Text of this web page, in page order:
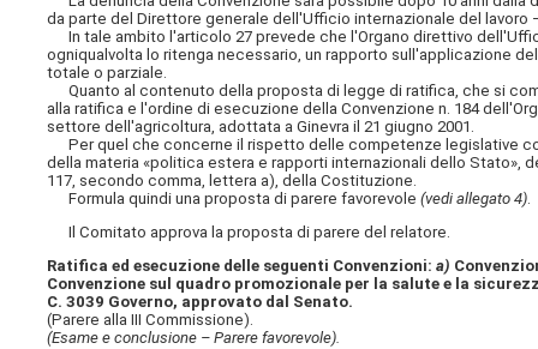
da parte del Direttore generale dell'Ufficio internazionale del
In tale ambito l'articolo 27 prevede che l'Organo direttivo
ogniqualvolta lo ritenga necessario, un rapporto sull'applicazione
totale o parziale.
Quanto al contenuto della proposta di legge di ratifica, che si
alla ratifica e l'ordine di esecuzione della Convenzione n. 184
settore dell'agricoltura, adottata a Ginevra il 21 giugno 2001.
Per quel che concerne il rispetto delle competenze legislative
della materia «politica estera e rapporti internazionali dello Stato»,
117, secondo comma, lettera a), della Costituzione.
Formula quindi una proposta di parere favorevole(vedi allegato 4)
Il Comitato approva la proposta di parere del relatore.
Ratifica ed esecuzione delle seguenti Convenzioni:a)
Convenzione sul quadro promozionale per la salute e la
C. 3039 Governo, approvato dal Senato.
(Parere alla III Commissione).
(Esame e conclusione – Parere favorevole).